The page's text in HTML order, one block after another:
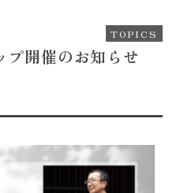
TOPICS
プ開催のお知らせ